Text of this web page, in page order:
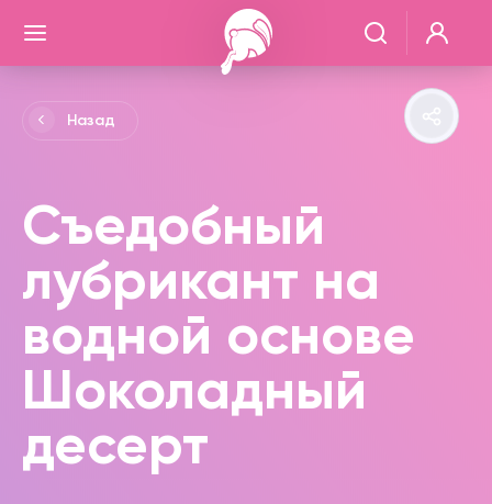
Назад
Съедобный
лубрикант на
водной основе
Шоколадный
десерт